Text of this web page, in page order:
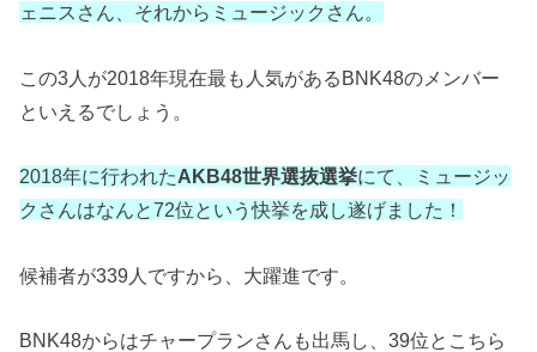
ェニスさん、それからミュージックさん。
この3人が2018年現在最も人気があるBNK48のメンバー
といえるでしょう。
2018年に行われたAKB48世界選抜選挙にて、ミュージッ
クさんはなんと72位という快挙を成し遂げました！
候補者が339人ですから、大躍進です。
BNK48からはチャープランさんも出馬し、39位とこちら